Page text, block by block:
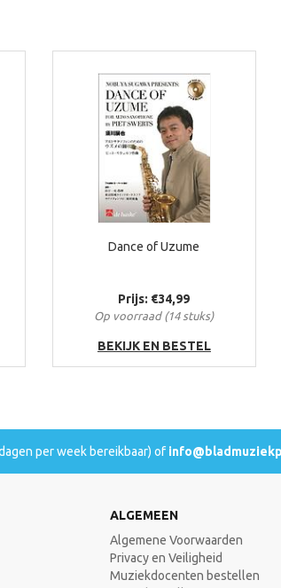
Dance of Uzume
Prijs: €34,99
Op voorraad (14 stuks)
BEKIJK EN BESTEL
per week bereikbaar) of
ALGEMEEN
Algemene Voorwaarden
Privacy en Veiligheid
Muziekdocenten bestellen